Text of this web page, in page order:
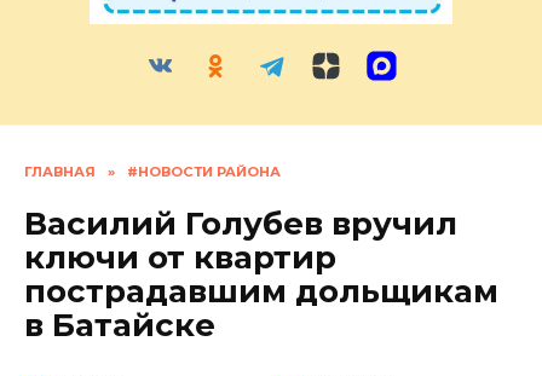
ГЛАВНАЯ » #НОВОСТИ РАЙОНА
Василий Голубев вручил
ключи от квартир
пострадавшим дольщикам
в Батайске